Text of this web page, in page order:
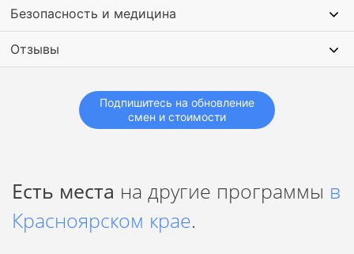
Безопасность и медицина
Отзывы
Подпишитесь на обновление
смен и стоимости
Есть места на другие программы в
Красноярском крае.